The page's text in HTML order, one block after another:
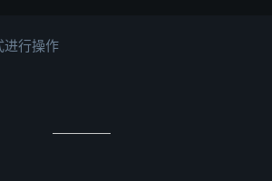
进行操作